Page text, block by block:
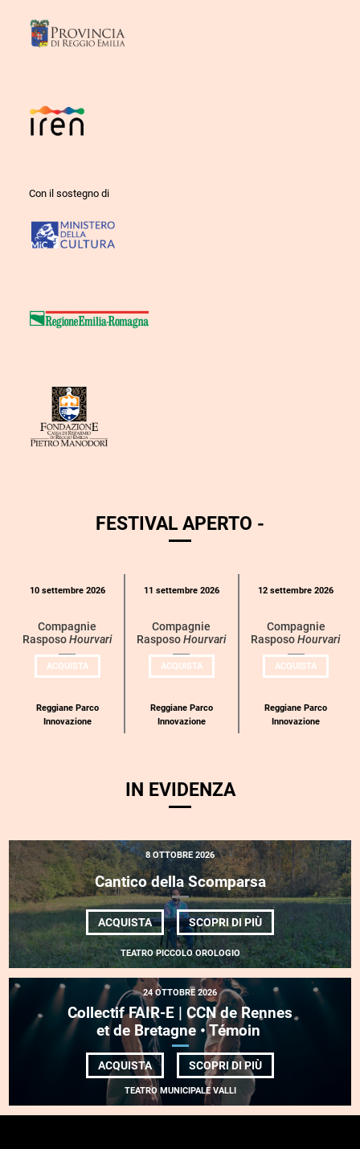
Con il sostegno di
FESTIVAL APERTO -
Calendario
categoria
10 settembre 2026
Compagnie
RasposoHourvari
ACQUISTAUN
BIGLIETTO
Reggiane Parco
Innovazione
11 settembre 2026
Compagnie
RasposoHourvari
ACQUISTAUN
BIGLIETTO
Reggiane Parco
Innovazione
12 settembre 2026
Compagnie
RasposoHourvari
ACQUISTAUN
BIGLIETTO
Reggiane Parco
Innovazione
IN EVIDENZA
8 OTTOBRE 2026
Cantico della Scomparsa
ACQUISTA SCOPRI DI PIÙDI
CANTICO
DELLA
SCOMPARSA
TEATRO PICCOLO OROLOGIO
24 OTTOBRE 2026
Collectif FAIR-E | CCN de Rennes
et de Bretagne • Témoin
ACQUISTA SCOPRI DI PIÙDI
COLLECTIF FAIR-
RENNES
TEATRO MUNICIPALE VALLI